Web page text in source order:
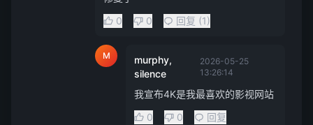
0
0 回复 (1)
M
murphy,
silence
2026-05-25
13:26:14
我宣布4K是我最喜欢的影视网站
0
0 回复